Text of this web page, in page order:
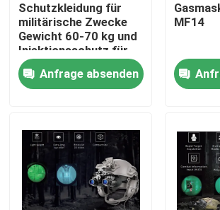
Zu Hause
Schutzkleidung für
militärische Zwecke
Gewicht 60-70 kg und
Injektionsschutz für
Größe/Körpergröße/Gewicht/
Anfrage absenden
MF14